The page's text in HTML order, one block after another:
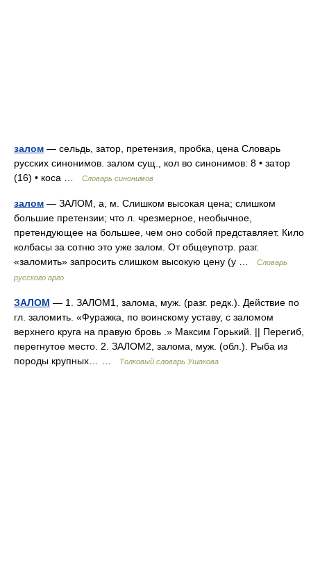
залом — сельдь, затор, претензия, пробка, цена Словарь
русских синонимов. залом сущ., кол во синонимов: 8 • затор
(16) • коса …
Словарь синонимов
залом — ЗАЛОМ, а, м. Слишком высокая цена; слишком
большие претензии; что л. чрезмерное, необычное,
претендующее на большее, чем оно собой представляет. Кило
колбасы за сотню это уже залом. От общеупотр. разг.
«заломить» запросить слишком высокую цену (у …
Словарь
русского арго
ЗАЛОМ — 1. ЗАЛОМ1, залома, муж. (разг. редк.). Действие по
гл. заломить. «Фуражка, по воинскому уставу, с заломом
верхнего круга на правую бровь .» Максим Горький. || Перегиб,
перегнутое место. 2. ЗАЛОМ2, залома, муж. (обл.). Рыба из
породы крупных… …
Толковый словарь Ушакова